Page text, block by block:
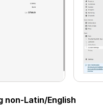
non-Latin/English